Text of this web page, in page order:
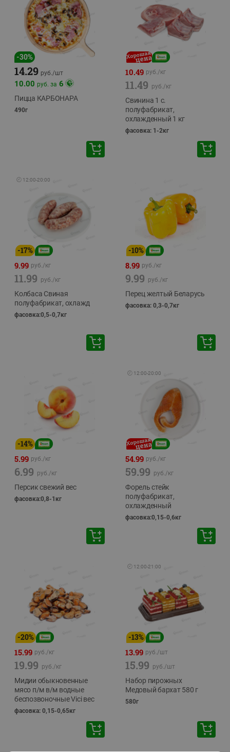
-30%
14.29 руб./шт
10.00 руб. за 6
Пицца КАРБОНАРА
490г
10.49 руб./кг
11.49 руб./кг
Свинина 1 с.
полуфабрикат,
охлажденный 1 кг
фасовка: 1-2кг
🕘 12:00-20:00
-17%
9.99 руб./кг
11.99 руб./кг
Колбаса Свиная
полуфабрикат, охлажд
фасовка:0,5-0,7кг
-10%
8.99 руб./кг
9.99 руб./кг
Перец желтый Беларусь
фасовка: 0,3-0,7кг
-14%
5.99 руб./кг
6.99 руб./кг
Персик свежий вес
фасовка:0,8-1кг
🕘 12:00-20:00
54.99 руб./кг
59.99 руб./кг
Форель стейк
полуфабрикат,
охлажденный
фасовка:0,15-0,6кг
-20%
15.99 руб./кг
19.99 руб./кг
Мидии обыкновенные
мясо п/м в/м водные
беспозвоночные Vici вес
фасовка: 0,15-0,65кг
🕘 12:00-21:00
-13%
13.99 руб./шт
15.99 руб./шт
Набор пирожных
Медовый бархат 580 г
580г